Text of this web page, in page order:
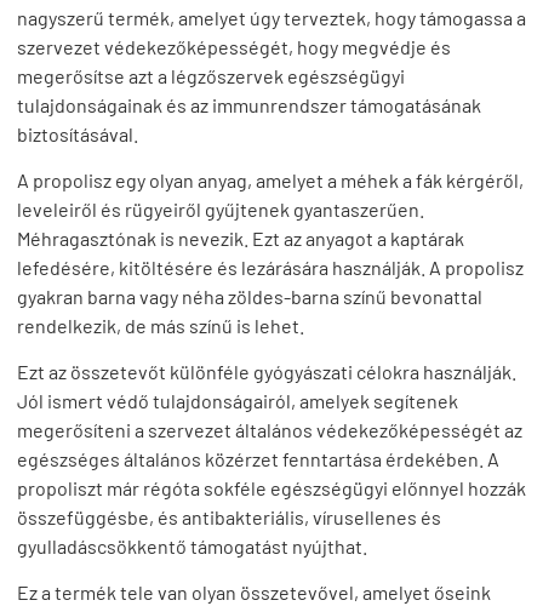
nagyszerű termék, amelyet úgy terveztek, hogy támogassa a
szervezet védekezőképességét, hogy megvédje és
megerősítse azt a légzőszervek egészségügyi
tulajdonságainak és az immunrendszer támogatásának
biztosításával.
A propolisz egy olyan anyag, amelyet a méhek a fák kérgéről,
leveleiről és rügyeiről gyűjtenek gyantaszerűen.
Méhragasztónak is nevezik. Ezt az anyagot a kaptárak
lefedésére, kitöltésére és lezárására használják. A propolisz
gyakran barna vagy néha zöldes-barna színű bevonattal
rendelkezik, de más színű is lehet.
Ezt az összetevőt különféle gyógyászati célokra használják.
Jól ismert védő tulajdonságairól, amelyek segítenek
megerősíteni a szervezet általános védekezőképességét az
egészséges általános közérzet fenntartása érdekében. A
propoliszt már régóta sokféle egészségügyi előnnyel hozzák
összefüggésbe, és antibakteriális, vírusellenes és
gyulladáscsökkentő támogatást nyújthat.
Ez a termék tele van olyan összetevővel, amelyet őseink